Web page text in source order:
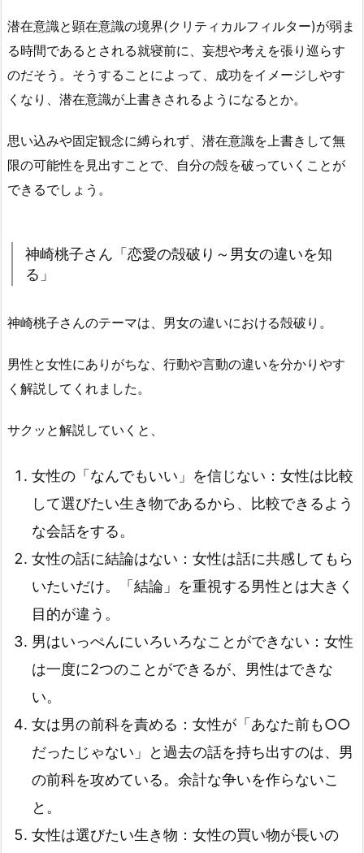
潜在意識と顕在意識の境界(クリティカルフィルター)が弱ま
る時間であるとされる就寝前に、妄想や考えを張り巡らす
のだそう。そうすることによって、成功をイメージしやす
くなり、潜在意識が上書きされるようになるとか。
思い込みや固定観念に縛られず、潜在意識を上書きして無
限の可能性を見出すことで、自分の殻を破っていくことが
できるでしょう。
神崎桃子さん「恋愛の殻破り～男女の違いを知
る」
神崎桃子さんのテーマは、男女の違いにおける殻破り。
男性と女性にありがちな、行動や言動の違いを分かりやす
く解説してくれました。
サクッと解説していくと、
女性の「なんでもいい」を信じない：女性は比較
して選びたい生き物であるから、比較できるよう
な会話をする。
女性の話に結論はない：女性は話に共感してもら
いたいだけ。「結論」を重視する男性とは大きく
目的が違う。
男はいっぺんにいろいろなことができない：女性
は一度に2つのことができるが、男性はできな
い。
女は男の前科を責める：女性が「あなた前も○○
だったじゃない」と過去の話を持ち出すのは、男
の前科を攻めている。余計な争いを作らないこ
と。
女性は選びたい生き物：女性の買い物が長いの